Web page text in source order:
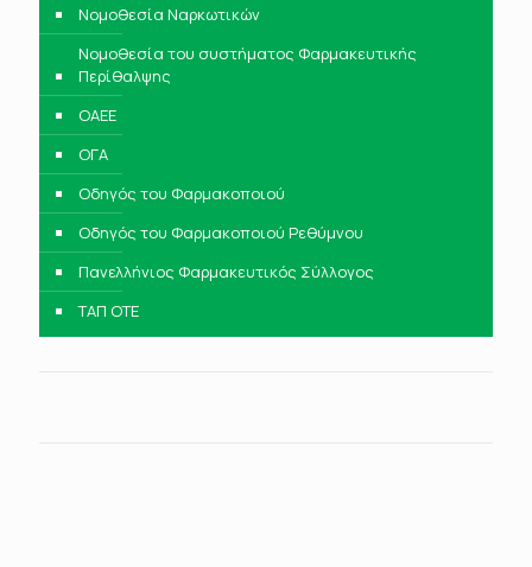
Νομοθεσία Ναρκωτικών
Νομοθεσία του συστήματος Φαρμακευτικής
Περίθαλψης
ΟΑΕΕ
ΟΓΑ
Οδηγός του Φαρμακοποιού
Οδηγός του Φαρμακοποιού Ρεθύμνου
Πανελλήνιος Φαρμακευτικός Σύλλογος
ΤΑΠ ΟΤΕ